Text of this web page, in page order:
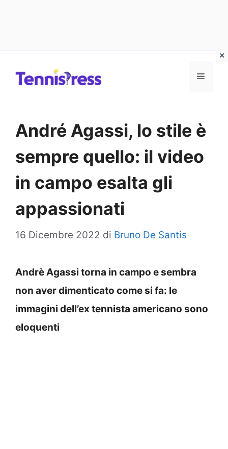
MENU
André Agassi, lo stile è
sempre quello: il video
in campo esalta gli
appassionati
16 Dicembre 2022 di Bruno De Santis
Andrè Agassi torna in campo e sembra
non aver dimenticato come si fa: le
immagini dell’ex tennista americano sono
eloquenti